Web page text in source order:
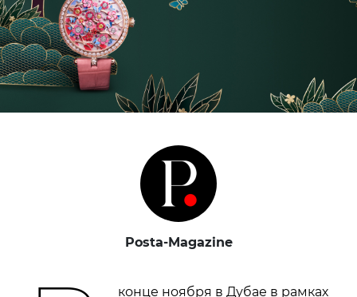
Posta-Magazine
конце ноября в Дубае в рамках